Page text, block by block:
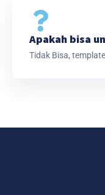
Apakah bisa
Tidak Bisa,